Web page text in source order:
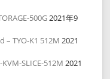
500G2021年9
– TYO-K1 512M 2021
SLICE-512M 2021